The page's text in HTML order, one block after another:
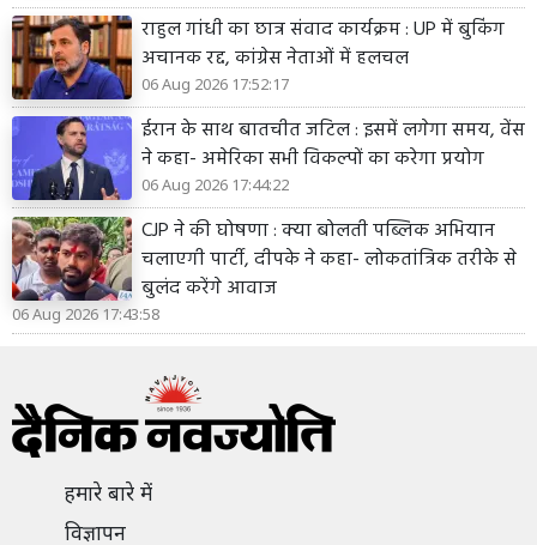
राहुल गांधी का छात्र संवाद कार्यक्रम : UP में बुकिंग
अचानक रद्द, कांग्रेस नेताओं में हलचल
06 Aug 2026 17:52:17
ईरान के साथ बातचीत जटिल : इसमें लगेगा समय, वेंस
ने कहा- अमेरिका सभी विकल्पों का करेगा प्रयोग
06 Aug 2026 17:44:22
CJP ने की घोषणा : क्या बोलती पब्लिक अभियान
चलाएगी पार्टी, दीपके ने कहा- लोकतांत्रिक तरीके से
बुलंद करेंगे आवाज
06 Aug 2026 17:43:58
हमारे बारे में
विज्ञापन